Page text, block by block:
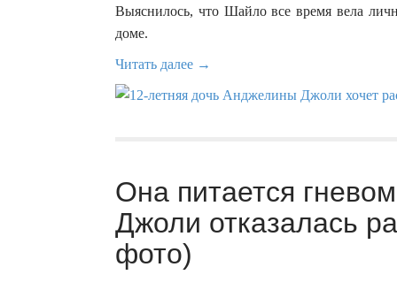
Выяснилось, что Шайло все время вела
доме.
Читать далее →
Она питается
Джоли отказалась
фото)